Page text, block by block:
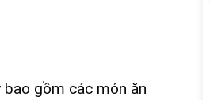
gồm các món ăn